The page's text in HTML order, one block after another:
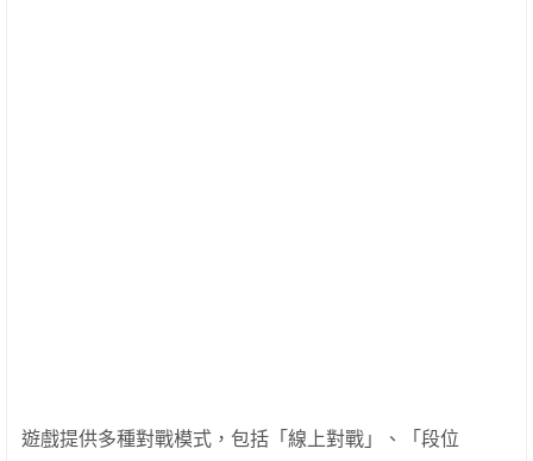
遊戲提供多種對戰模式，包括「線上對戰」、「段位